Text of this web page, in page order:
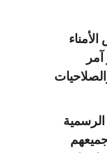
الرسمية